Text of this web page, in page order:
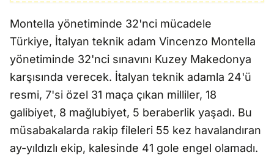
Montella yönetiminde 32'nci mücadele
Türkiye, İtalyan teknik adam Vincenzo Montella
yönetiminde 32'nci sınavını Kuzey Makedonya
karşısında verecek. İtalyan teknik adamla 24'ü
resmi, 7'si özel 31 maça çıkan milliler, 18
galibiyet, 8 mağlubiyet, 5 beraberlik yaşadı. Bu
müsabakalarda rakip fileleri 55 kez havalandıran
ay-yıldızlı ekip, kalesinde 41 gole engel olamadı.